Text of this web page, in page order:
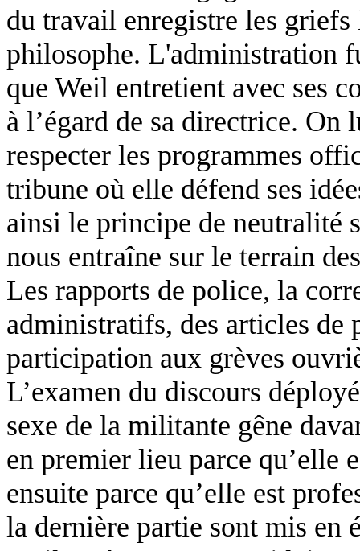
du travail enregistre les
philosophe. L'administration
que Weil entretient avec ses
à l’égard de sa directrice. On
respecter les programmes
tribune où elle défend ses
ainsi le principe de neutralité
nous entraîne sur le terrain
Les rapports de police, la
administratifs, des articles de
participation aux grèves
L’examen du discours
sexe de la militante gêne
en premier lieu parce qu’elle
ensuite parce qu’elle est
la dernière partie sont mis en